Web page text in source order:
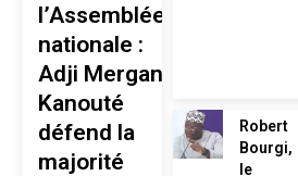
l’Assemblée
nationale :
Adji Mergane
Kanouté
défend la
majorité
Robert
Bourgi,
le